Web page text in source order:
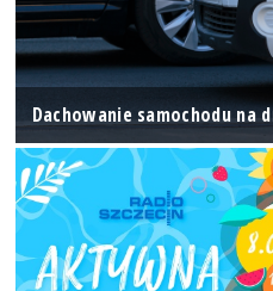
Dachowanie samochodu na